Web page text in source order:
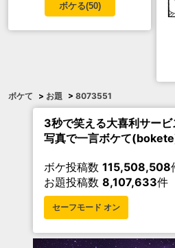
ボケる(50)
ボケて > お題 > 8073551
3秒で笑える大喜利サービ
写真で一言ボケて
ボケ投稿数 115,508,508
お題投稿数 8,107,633件
セーフモード オン